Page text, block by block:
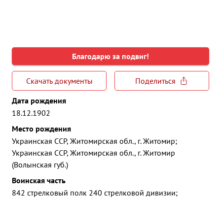
Благодарю за подвиг!
Скачать документы
Поделиться
Дата рождения
18.12.1902
Место рождения
Украинская ССР, Житомирская обл., г. Житомир;
Украинская ССР, Житомирская обл., г. Житомир
(Волынская губ.)
Воинская часть
842 стрелковый полк 240 стрелковой дивизии;